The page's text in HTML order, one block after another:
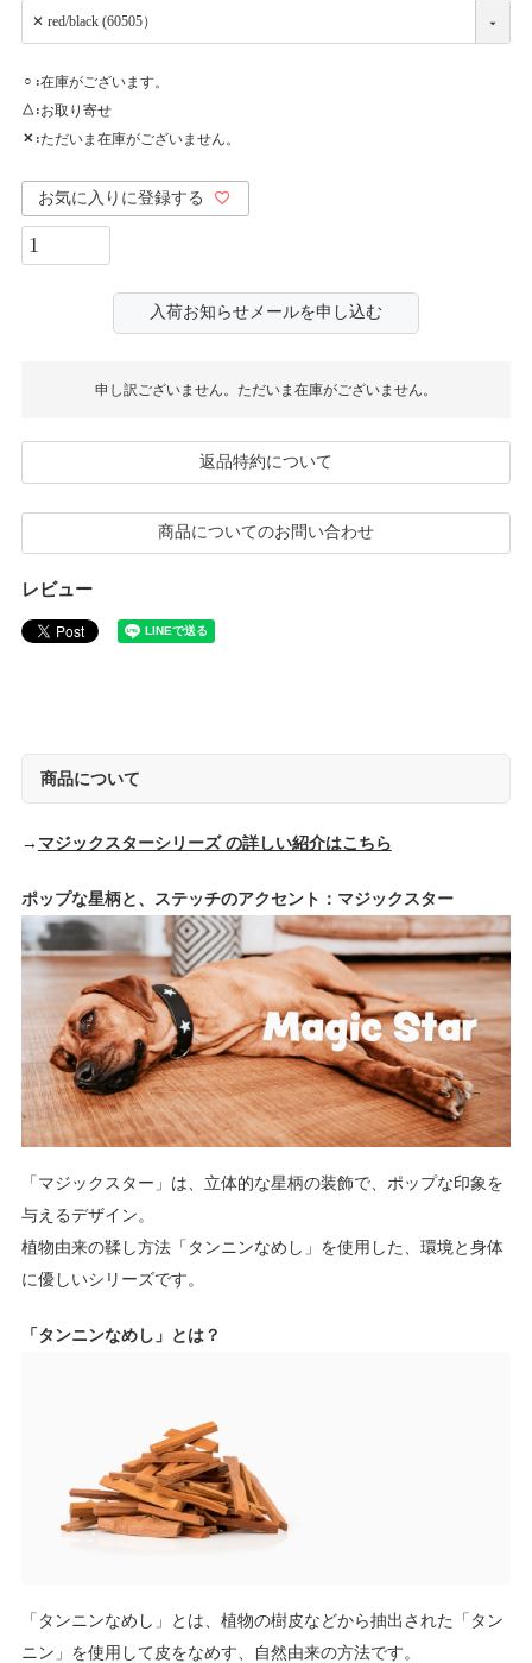
○ 在庫がございます。
△ お取り寄せ
✕ ただいま在庫がございません。
お気に入りに登録する
入荷お知らせメールを申し込む
申し訳ございません。ただいま在庫がございません。
返品特約について
商品についてのお問い合わせ
レビュー
商品について
→ マジックスターシリーズ の詳しい紹介はこちら
ポップな星柄と、ステッチのアクセント：マジックスター
「マジックスター」は、立体的な星柄の装飾で、ポップな印象を
与えるデザイン。
植物由来の鞣し方法「タンニンなめし」を使用した、環境と身体
に優しいシリーズです。
「タンニンなめし」とは？
「タンニンなめし」とは、植物の樹皮などから抽出された「タン
ニン」を使用して皮をなめす、自然由来の方法です。